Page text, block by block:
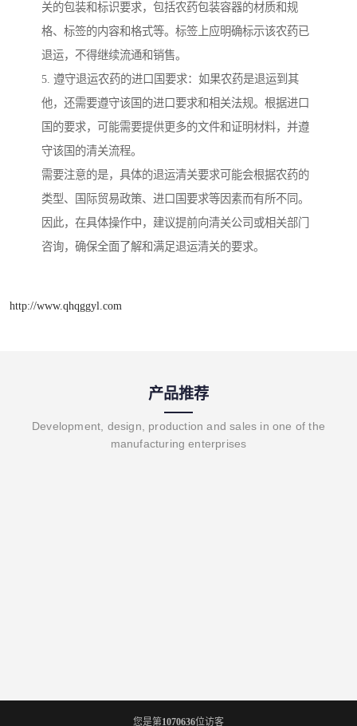
关的包装和标识要求，包括农药包装容器的材质和规
格、标签的内容和格式等。标签上应明确标示该农药已
退运，不得继续流通和销售。
5. 遵守退运农药的进口国要求：如果农药是退运到其
他，还需要遵守该国的进口要求和相关法规。根据进口
国的要求，可能需要提供更多的文件和证明材料，并遵
守该国的清关流程。
需要注意的是，具体的退运清关要求可能会根据农药的
类型、国际贸易政策、进口国要求等因素而有所不同。
因此，在具体操作中，建议提前向清关公司或相关部门
咨询，确保全面了解和满足退运清关的要求。
http://www.qhqggyl.com
产品推荐
Development, design, production and sales in one of the
manufacturing enterprises
您是第1070636位访客